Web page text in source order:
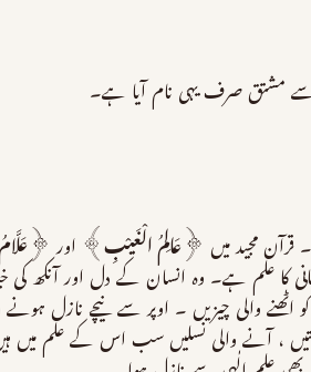
سے مشتق صرف یہی نام آیا ہے۔
قرآن مجید میں ﴿ عَالِمُ الْغَیْبِ ﴾ اور ﴿
انسانی کا علم ہے۔ وہ انسان کے دل اور
والی چیزیں ۔ اوپر سے نیچے نازل
، آنے والی نسلیں سب اس کے علم میں